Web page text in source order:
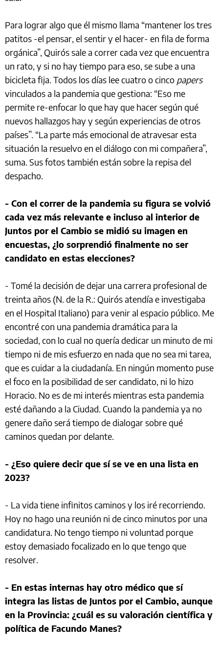
Para lograr algo que él mismo llama “mantener los tres
patitos -el pensar, el sentir y el hacer- en fila de forma
orgánica”, Quirós sale a correr cada vez que encuentra
un rato, y si no hay tiempo para eso, se sube a una
bicicleta fija. Todos los días lee cuatro o cinco papers
vinculados a la pandemia que gestiona: “Eso me
permite re-enfocar lo que hay que hacer según qué
nuevos hallazgos hay y según experiencias de otros
países”. “La parte más emocional de atravesar esta
situación la resuelvo en el diálogo con mi compañera”,
suma. Sus fotos también están sobre la repisa del
despacho.
- Con el correr de la pandemia su figura se volvió
cada vez más relevante e incluso al interior de
Juntos por el Cambio se midió su imagen en
encuestas, ¿lo sorprendió finalmente no ser
candidato en estas elecciones?
- Tomé la decisión de dejar una carrera profesional de
treinta años (N. de la R.: Quirós atendía e investigaba
en el Hospital Italiano) para venir al espacio público. Me
encontré con una pandemia dramática para la
sociedad, con lo cual no quería dedicar un minuto de mi
tiempo ni de mis esfuerzo en nada que no sea mi tarea,
que es cuidar a la ciudadanía. En ningún momento puse
el foco en la posibilidad de ser candidato, ni lo hizo
Horacio. No es de mi interés mientras esta pandemia
esté dañando a la Ciudad. Cuando la pandemia ya no
genere daño será tiempo de dialogar sobre qué
caminos quedan por delante.
- ¿Eso quiere decir que sí se ve en una lista en
2023?
- La vida tiene infinitos caminos y los iré recorriendo.
Hoy no hago una reunión ni de cinco minutos por una
candidatura. No tengo tiempo ni voluntad porque
estoy demasiado focalizado en lo que tengo que
resolver.
- En estas internas hay otro médico que sí
integra las listas de Juntos por el Cambio, aunque
en la Provincia: ¿cuál es su valoración científica y
política de Facundo Manes?